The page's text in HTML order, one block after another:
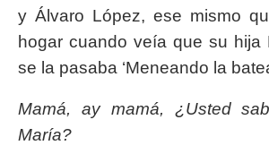
y Álvaro López, ese mismo
hogar cuando veía que su hija
se la pasaba ‘Meneando la
Mamá, ay mamá, ¿Usted
María?